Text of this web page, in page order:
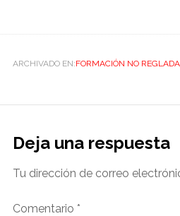
ARCHIVADO EN:FORMACIÓN NO REGLADA
Deja una respuesta
Tu dirección de correo
Comentario *